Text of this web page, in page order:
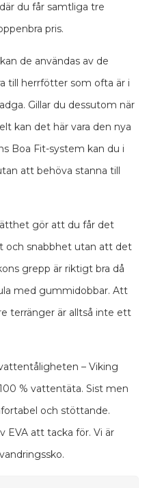
du får samtliga tre
pris.
de användas av de
till herrfötter som ofta är i
Gillar du dessutom när
kan det här vara den nya
Boa Fit-system kan du i
att behöva stanna till
gör att du får det
och snabbhet utan att det
grepp är riktigt bra då
med gummidobbar. Att
terränger är alltså inte ett
– Viking
% vattentäta. Sist men
och stöttande.
EVA att tacka för. Vi är